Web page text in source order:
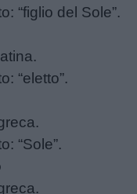
“figlio del Sole”.
“eletto”.
“Sole”.